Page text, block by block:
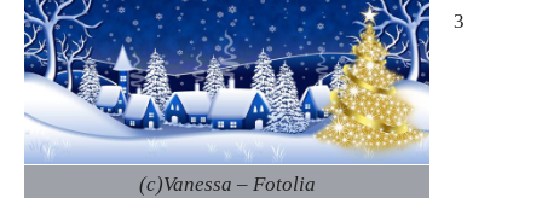
(c)Vanessa – Fotolia
3